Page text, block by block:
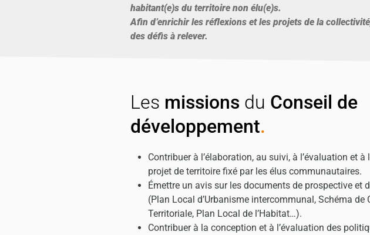
habitant(e)s du territoire non élu(e)s.
Afin d’enrichir les réflexions et les projets de la
des défis à relever.
Les missions du Conseil de
développement.
Contribuer à l’élaboration, au suivi, à l’évaluation et à
projet de territoire fixé par les élus communautaires.
Émettre un avis sur les documents de prospective et
(Plan Local d’Urbanisme intercommunal, Schéma de
Territoriale, Plan Local de l’Habitat…).
Contribuer à la conception et à l’évaluation des